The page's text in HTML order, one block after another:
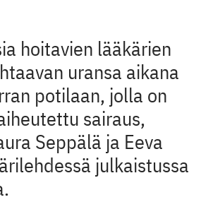
hoitavien lääkärien
uransa aikana
potilaan, jolla on
sairaus,
Seppälä ja Eeva
julkaistussa